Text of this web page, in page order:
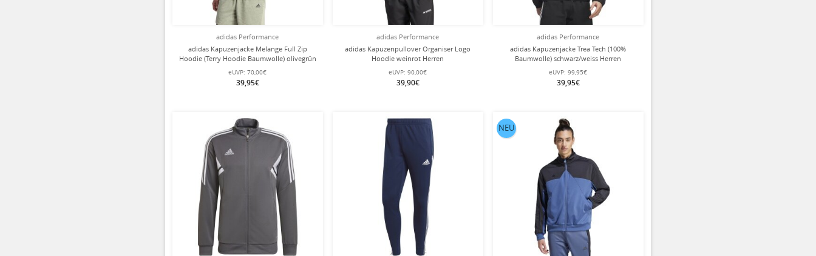
adidas Performance
adidas Kapuzenjacke Melange Full Zip
Hoodie (Terry Hoodie Baumwolle) olivegrün
eUVP: 70,00€
39,95€
adidas Performance
adidas Kapuzenpullover Organiser Logo
Hoodie weinrot Herren
eUVP: 90,00€
39,90€
adidas Performance
adidas Kapuzenjacke Trea Tech (100%
Baumwolle) schwarz/weiss Herren
eUVP: 99,95€
39,95€
NEU